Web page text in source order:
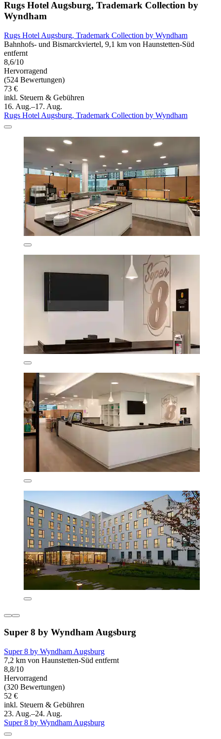
Rugs Hotel Augsburg, Trademark Collection by
Wyndham
Rugs Hotel Augsburg, Trademark Collection by Wyndham
Bahnhofs- und Bismarckviertel, 9,1 km von Haunstetten-Süd
entfernt
8,6/10
Hervorragend
(524 Bewertungen)
73 €
inkl. Steuern & Gebühren
16. Aug.–17. Aug.
Rugs Hotel Augsburg, Trademark Collection by Wyndham
Super 8 by Wyndham Augsburg
Super 8 by Wyndham Augsburg
7,2 km von Haunstetten-Süd entfernt
8,8/10
Hervorragend
(320 Bewertungen)
52 €
inkl. Steuern & Gebühren
23. Aug.–24. Aug.
Super 8 by Wyndham Augsburg